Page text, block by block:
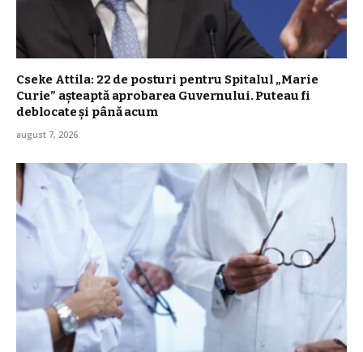
Cseke Attila: 22 de posturi pentru Spitalul „Marie
Curie” așteaptă aprobarea Guvernului. Puteau fi
deblocate și până acum
august 7, 2026